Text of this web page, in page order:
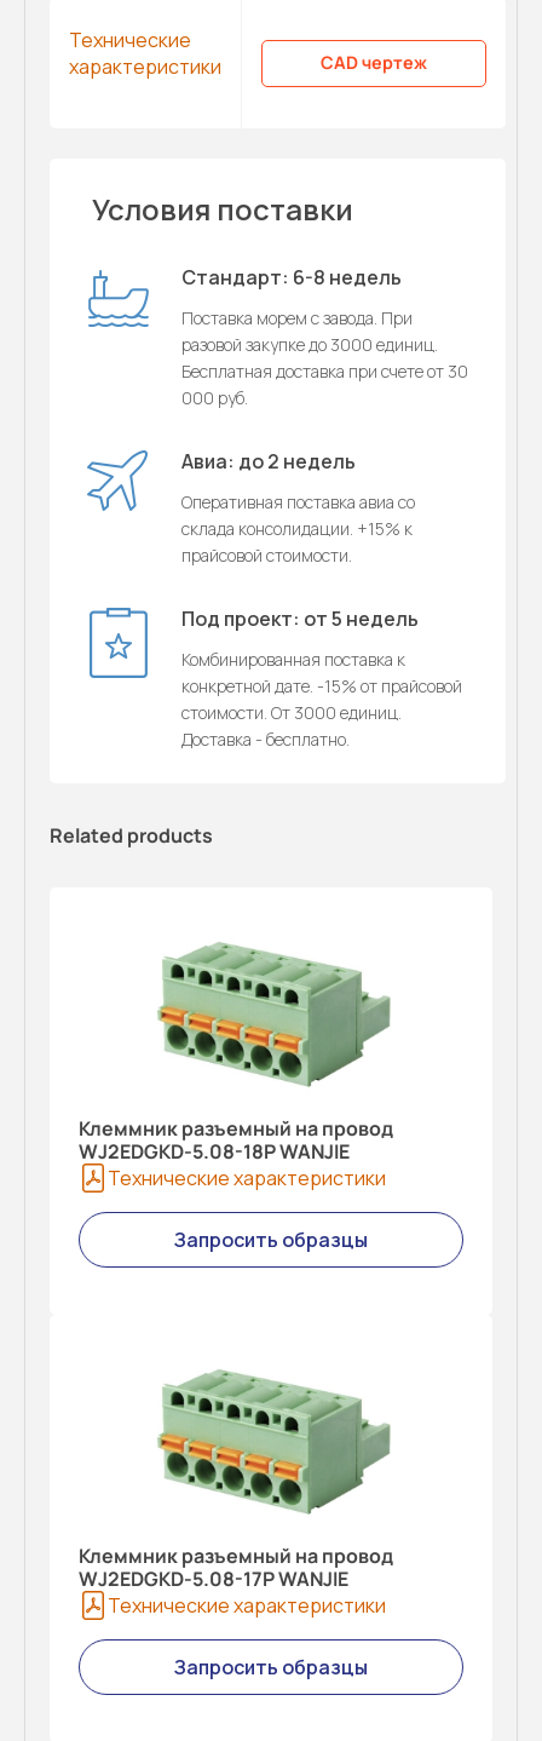
Технические
характеристики
CAD чертеж
Условия поставки
Стандарт: 6-8 недель
Поставка морем с завода. При
разовой закупке до 3000 единиц.
Бесплатная доставка при счете от 30
000 руб.
Авиа: до 2 недель
Оперативная поставка авиа со
склада консолидации. +15% к
прайсовой стоимости.
Под проект: от 5 недель
Комбинированная поставка к
конкретной дате. -15% от прайсовой
стоимости. От 3000 единиц.
Доставка - бесплатно.
Related products
Клеммник разъемный на провод
WJ2EDGKD-5.08-18P WANJIE
Технические характеристики
Запросить образцы
Клеммник разъемный на провод
WJ2EDGKD-5.08-17P WANJIE
Технические характеристики
Запросить образцы